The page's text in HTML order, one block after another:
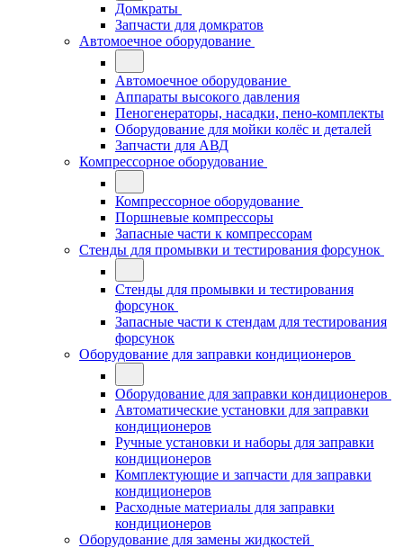
Домкраты
Запчасти для домкратов
Автомоечное оборудование
Автомоечное оборудование
Аппараты высокого давления
Пеногенераторы, насадки, пено-комплекты
Оборудование для мойки колёс и деталей
Запчасти для АВД
Компрессорное оборудование
Компрессорное оборудование
Поршневые компрессоры
Запасные части к компрессорам
Стенды для промывки и тестирования форсунок
Стенды для промывки и тестирования
форсунок
Запасные части к стендам для тестирования
форсунок
Оборудование для заправки кондиционеров
Оборудование для заправки кондиционеров
Автоматические установки для заправки
кондиционеров
Ручные установки и наборы для заправки
кондиционеров
Комплектующие и запчасти для заправки
кондиционеров
Расходные материалы для заправки
кондиционеров
Оборудование для замены жидкостей